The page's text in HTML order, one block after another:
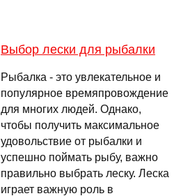
Выбор лески для рыбалки
Рыбалка - это увлекательное и
популярное времяпровождение
для многих людей. Однако,
чтобы получить максимальное
удовольствие от рыбалки и
успешно поймать рыбу, важно
правильно выбрать леску. Леска
играет важную роль в